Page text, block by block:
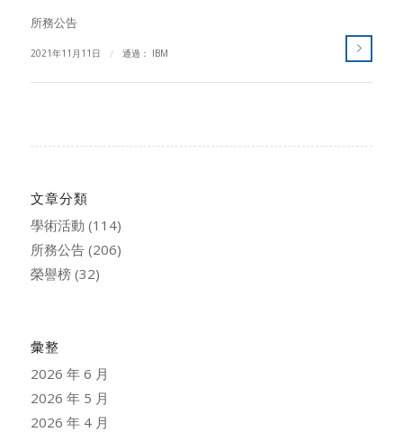
所務公告
2021年11月11日 / 通過： IBM
文章分類
學術活動 (114)
所務公告(206)
榮譽榜(32)
彙整
2026 年 6 月
2026 年 5 月
2026 年 4 月